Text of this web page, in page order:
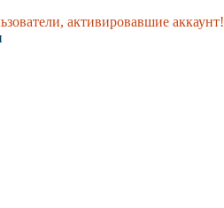
активировавшие аккаунт!